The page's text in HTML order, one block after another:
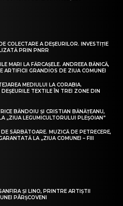
COLECTARE A DEȘEURILOR. INVESTIȚIE
PRIN PNRR
MARI LA FĂRCAȘELE. ANDREEA BĂNICĂ,
ARTIFICII GRANDIOS DE ZIUA COMUNEI
MEDIULUI LA CORABIA.
TEXTILE ÎN TREI ZONE DIN
BĂNDOIU ȘI CRISTIAN BĂNĂȚEANU,
„ZIUA LEGUMICULTORULUI PLEȘOIAN”
SĂRBĂTOARE. MUZICĂ DE PETRECERE,
LA „ZIUA COMUNEI – FIII
ȘI LINO, PRINTRE ARTIȘTII
PÂRȘCOVENI